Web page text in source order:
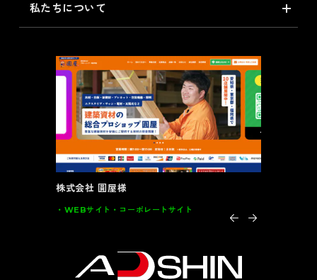
私たちについて
大川全家具様
グラフィック DM･カード類･POP 家具